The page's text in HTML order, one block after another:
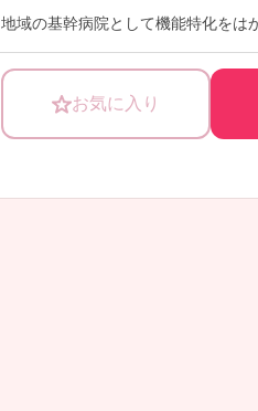
地域の基幹病院として機能特化をは
また院内保育施設を開設されるな
ご興味のある方はお気軽にお問い合
お気に入り